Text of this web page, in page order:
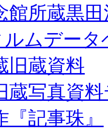
館所蔵黒
ムデータ
旧蔵資料
蔵写真資
記事珠』